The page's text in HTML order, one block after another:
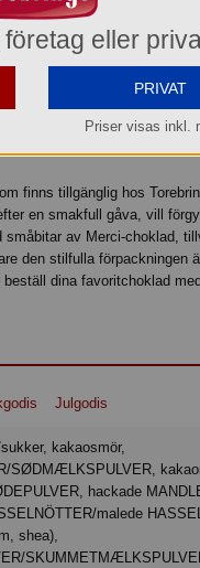
finns tillgänglig hos
en smakfull gåva, vill
av Merci-choklad,
den stilfulla förpackningen
dina favoritchoklad
Julgodis
SØDMÆLKSPULVER,
hackade
malede
shea),
eller
PRIVAT
Priser visas inkl.